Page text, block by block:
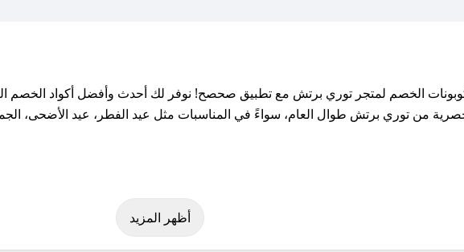
الخصم لمتجر توري برتش مع تطبيق صحصح! نوفر لك أحدث وأفضل أكواد الخصم
من توري برتش طوال العام، سواءً في المناسبات مثل عيد الفطر، عيد الأضحى،
يمكنك العثور بسهولة على كود خصم توري برتش. وفي حال عدم توفر الكوبون، تواصل
أظهر المزيد